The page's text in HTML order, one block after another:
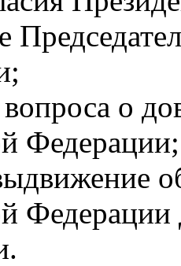
о
Федерации;
Федерации